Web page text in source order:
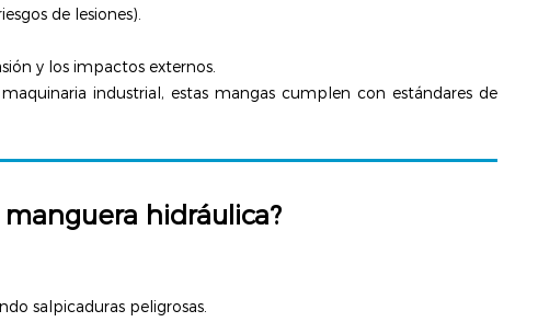
de lesiones).
y los impactos externos.
industrial, estas mangas cumplen con estándares de
hidráulica?
salpicaduras peligrosas.